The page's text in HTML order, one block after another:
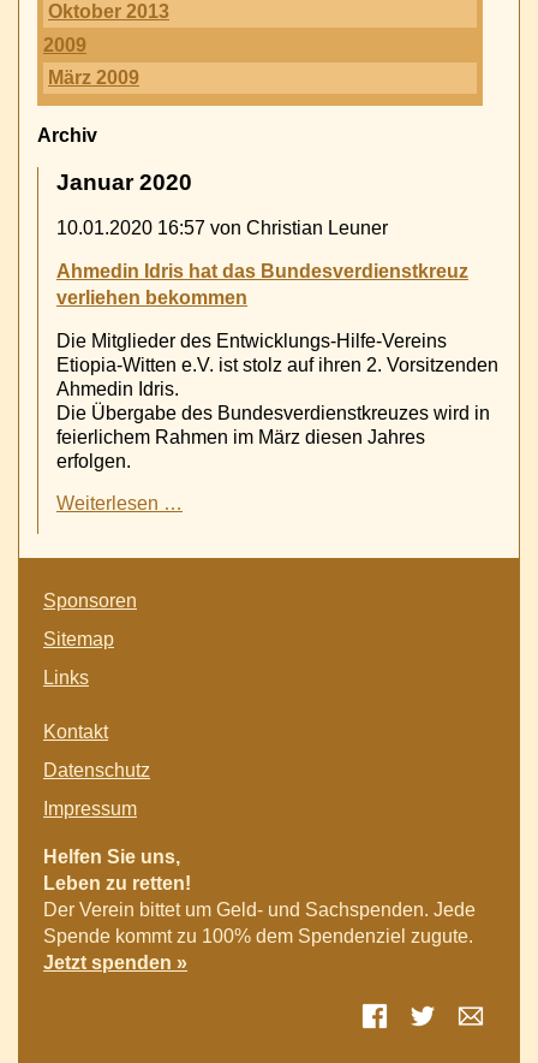
Oktober 2013
2009
März 2009
Archiv
Januar 2020
10.01.2020 16:57 von Christian Leuner
Ahmedin Idris hat das Bundesverdienstkreuz
verliehen bekommen
Die Mitglieder des Entwicklungs-Hilfe-Vereins
Etiopia-Witten e.V. ist stolz auf ihren 2. Vorsitzenden
Ahmedin Idris.
Die Übergabe des Bundesverdienstkreuzes wird in
feierlichem Rahmen im März diesen Jahres
erfolgen.
Weiterlesen …
Navigation
überspringen
Sponsoren
Sitemap
Links
Navigation
überspringen
Kontakt
Datenschutz
Impressum
Helfen Sie uns,
Leben zu retten!
Der Verein bittet um Geld- und Sachspenden. Jede
Spende kommt zu 100% dem Spendenziel zugute.
Jetzt spenden »
Facebook
Twitter